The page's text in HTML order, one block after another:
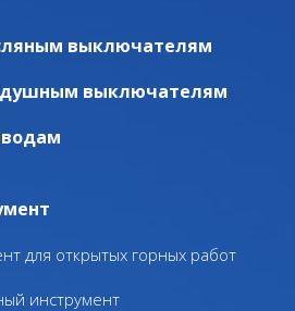
выключателям
выключателям
для открытых горных работ
инструмент